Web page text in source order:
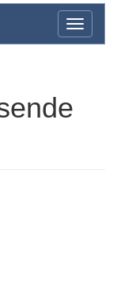
toggle
Reise